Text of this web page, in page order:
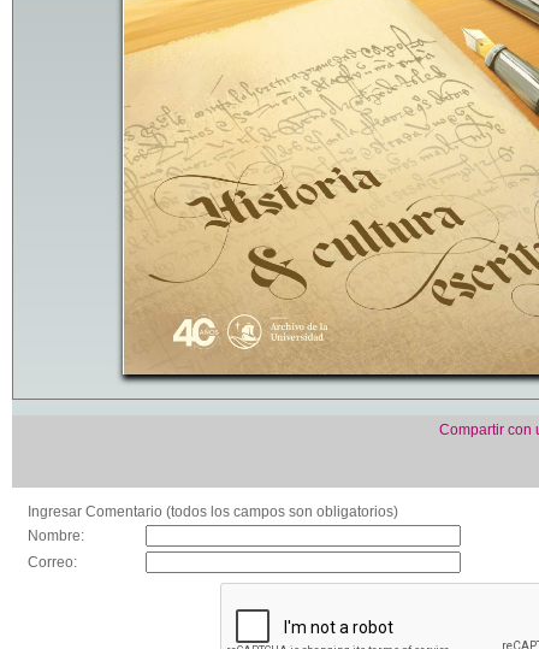
Compartir con
Ingresar Comentario (todos los campos son obligatorios)
Nombre:
Correo: